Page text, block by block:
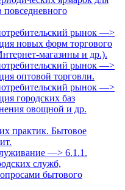
повседневного
рынок —>
новых форм торгового
магазины и др.).
рынок —>
оптовой торговли.
рынок —>
городских баз
овощной и др.
практик. Бытовое
—> 6.1.1.
служб,
бытового